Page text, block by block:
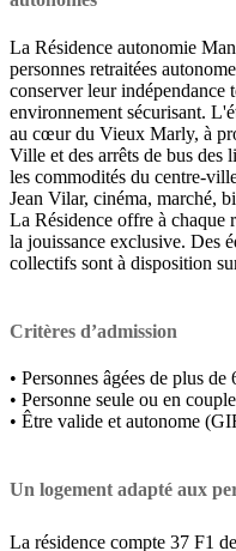
La Résidence autonomie
personnes retraitées
conserver leur indépendance
environnement sécurisant.
au cœur du Vieux Marly, à
Ville et des arrêts de bus des
les commodités du centre-
Jean Vilar, cinéma, marché,
La Résidence offre à chaque
la jouissance exclusive. Des
collectifs sont à disposition
Critères d’admission
• Personnes âgées de plus de
• Personne seule ou en couple
• Être valide et autonome
Un logement adapté aux
La résidence compte 37 F1